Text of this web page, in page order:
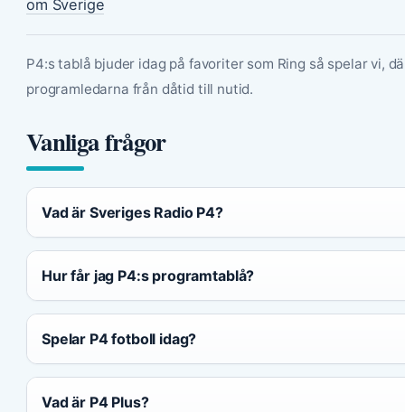
om Sverige
P4:s tablå bjuder idag på favoriter som Ring så spelar vi,
programledarna från dåtid till nutid.
Vanliga frågor
Vad är Sveriges Radio P4?
Hur får jag P4:s programtablå?
Spelar P4 fotboll idag?
Vad är P4 Plus?